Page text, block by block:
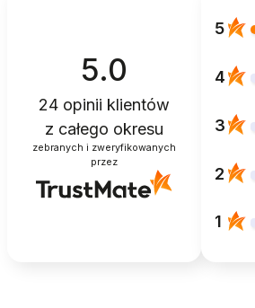
5.0
24 opinii klientów
z całego okresu
zebranych i zweryfikowanych
przez
5
4
3
2
1